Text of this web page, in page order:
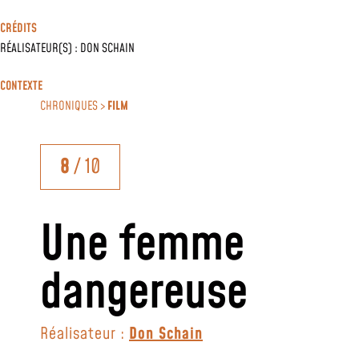
CRÉDITS
RÉALISATEUR(S) : DON SCHAIN
CONTEXTE
CHRONIQUES >FILM
8/ 10
Une femme
dangereuse
Réalisateur : Don Schain